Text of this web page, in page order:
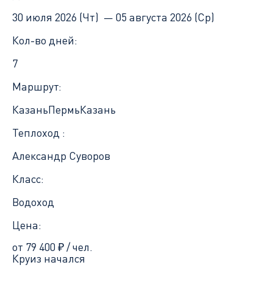
30 июля 2026 (Чт) — 05 августа 2026 (Ср)
Кол-во дней:
7
Маршрут:
КазаньПермьКазань
Теплоход :
Александр Суворов
Класс:
Водоход
Цена:
от 79 400 ₽/ чел.
Круиз начался